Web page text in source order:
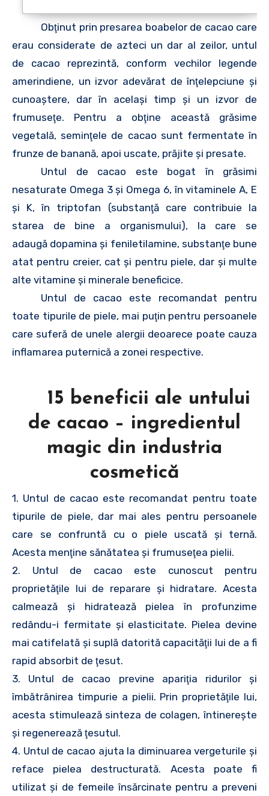
Obţinut prin presarea boabelor de cacao care
erau considerate de azteci un dar al zeilor, untul
de cacao reprezintă, conform vechilor legende
amerindiene, un izvor adevărat de înţelepciune şi
cunoaştere, dar în acelaşi timp şi un izvor de
frumuseţe. Pentru a obţine această grăsime
vegetală, seminţele de cacao sunt fermentate în
frunze de banană, apoi uscate, prăjite şi presate.
Untul de cacao este bogat în grăsimi
nesaturate Omega 3 şi Omega 6, în vitaminele A, E
şi K, în triptofan (substanţă care contribuie la
starea de bine a organismului), la care se
adaugă dopamina şi feniletilamine, substanţe bune
atat pentru creier, cat şi pentru piele, dar şi multe
alte vitamine şi minerale beneficice.
Untul de cacao este recomandat pentru
toate tipurile de piele, mai puţin pentru persoanele
care suferă de unele alergii deoarece poate cauza
inflamarea puternică a zonei respective.
15 beneficii ale untului
de cacao – ingredientul
magic din industria
cosmetică
1. Untul de cacao este recomandat pentru toate
tipurile de piele, dar mai ales pentru persoanele
care se confruntă cu o piele uscată şi ternă.
Acesta menţine sănătatea şi frumuseţea pielii.
2. Untul de cacao este cunoscut pentru
proprietăţile lui de reparare şi hidratare. Acesta
calmează şi hidratează pielea în profunzime
redându-i fermitate şi elasticitate. Pielea devine
mai catifelată şi suplă datorită capacităţii lui de a fi
rapid absorbit de ţesut.
3. Untul de cacao previne apariţia ridurilor şi
îmbătrânirea timpurie a pielii. Prin proprietăţile lui,
acesta stimulează sinteza de colagen, întinereşte
şi regenerează ţesutul.
4. Untul de cacao ajuta la diminuarea vergeturile şi
reface pielea destructurată. Acesta poate fi
utilizat şi de femeile însărcinate pentru a preveni